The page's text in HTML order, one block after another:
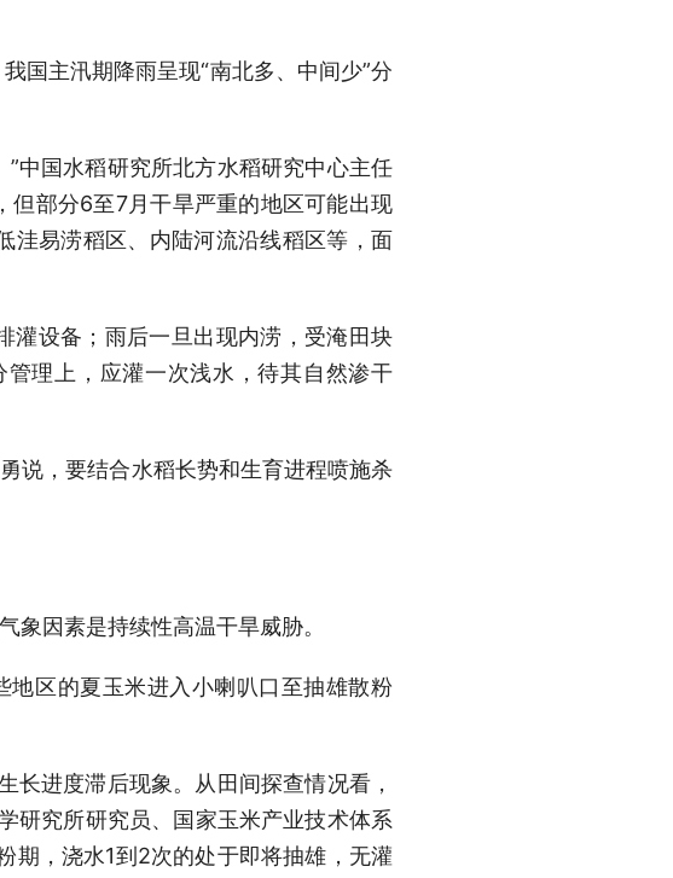
国主汛期降雨呈现“南北多、中间少”分
中国水稻研究所北方水稻研究中心主任
但部分6至7月干旱严重的地区可能出现
洼易涝稻区、内陆河流沿线稻区等，面
灌设备；雨后一旦出现内涝，受淹田块
理上，应灌一次浅水，待其自然渗干
说，要结合水稻长势和生育进程喷施杀
象因素是持续性高温干旱威胁。
区的夏玉米进入小喇叭口至抽雄散粉
长进度滞后现象。从田间探查情况看，
研究所研究员、国家玉米产业技术体系
期，浇水1到2次的处于即将抽雄，无灌